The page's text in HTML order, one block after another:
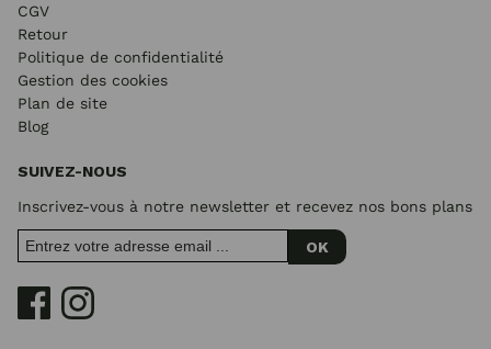
CGV
Retour
Politique de confidentialité
Gestion des cookies
Plan de site
Blog
SUIVEZ-NOUS
Inscrivez-vous à notre newsletter et recevez nos bons plans
OK